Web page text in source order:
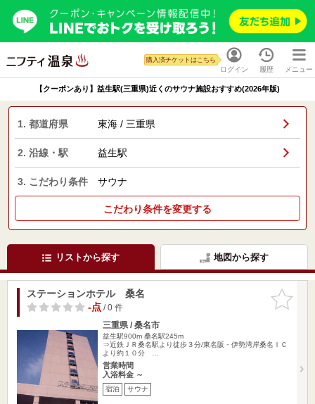
ログイン
購入済チケットはこちら
履歴 メニュー
【クーポンあり】益生駅(三重県)近くのサウナ施設おすすめ(2026年版)
1. 都道府県 東海 / 三重県
2. 沿線・駅 益生駅
3. こだわり条件 サウナ
こだわり条件を変更する
リストから探す 地図から探す
お気に入
りに追加
ステーションホテル 桑名
-点/ 0 件
三重県 / 桑名市
益生駅900m 桑名駅245m
⇒近鉄ＪＲ桑名駅より徒歩３分/東名阪・伊勢湾岸桑名ＩＣ
より約１０分 …
営業時間
入浴料金 ～
宿泊 サウナ